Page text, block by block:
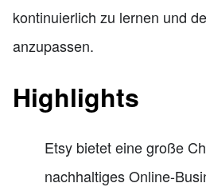
kontinuierlich zu lernen und
anzupassen.
Highlights
Etsy bietet eine große
nachhaltiges Online-